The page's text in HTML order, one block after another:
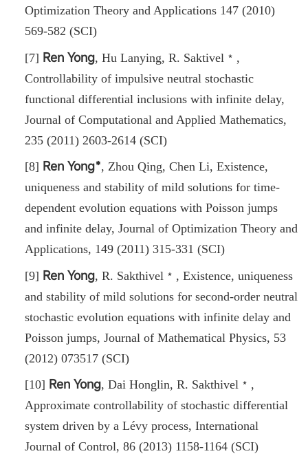
Optimization Theory and Applications 147 (2010)
569-582 (SCI)
[7] Ren Yong, Hu Lanying, R. Saktivel﹡,
Controllability of impulsive neutral stochastic
functional differential inclusions with infinite delay,
Journal of Computational and Applied Mathematics,
235 (2011) 2603-2614 (SCI)
[8] Ren Yong﹡, Zhou Qing, Chen Li, Existence,
uniqueness and stability of mild solutions for time-
dependent evolution equations with Poisson jumps
and infinite delay, Journal of Optimization Theory and
Applications, 149 (2011) 315-331 (SCI)
[9] Ren Yong, R. Sakthivel﹡, Existence, uniqueness
and stability of mild solutions for second-order neutral
stochastic evolution equations with infinite delay and
Poisson jumps, Journal of Mathematical Physics, 53
(2012) 073517 (SCI)
[10] Ren Yong, Dai Honglin, R. Sakthivel﹡ ,
Approximate controllability of stochastic differential
system driven by a Lévy process, International
Journal of Control, 86 (2013) 1158-1164 (SCI)